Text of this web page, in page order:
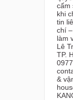
cấm
khi
tin
chí
làm
Lê
TP.
&